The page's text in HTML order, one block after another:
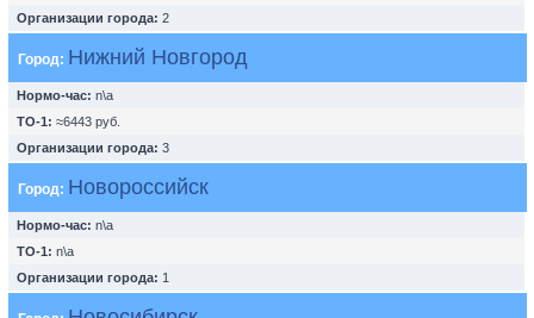
Организации города: 2
Город: Нижний Новгород
Нормо-час: n\a
ТО-1: ≈6443 руб.
Организации города: 3
Город: Новороссийск
Нормо-час: n\a
ТО-1: n\a
Организации города: 1